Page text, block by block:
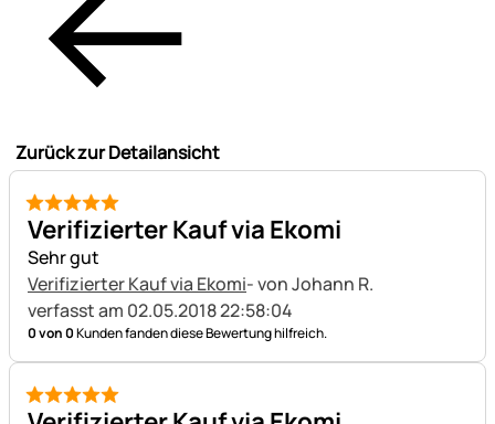
Zurück zur Detailansicht
5 von 5
Verifizierter Kauf via Ekomi
Sehr gut
Verifizierter Kauf via Ekomi- von Johann R.
verfasst am 02.05.2018 22:58:04
0 von 0Kunden fanden diese Bewertung hilfreich.
5 von 5